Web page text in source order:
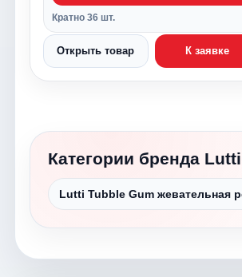
Кратно 36 шт.
Открыть товар К заявке
Категории бренда
Lutti Tubble Gum жевательная